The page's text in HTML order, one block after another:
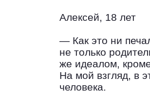
Алексей, 18 лет
— Как это ни
не только
же идеалом,
На мой взгляд, в
человека.